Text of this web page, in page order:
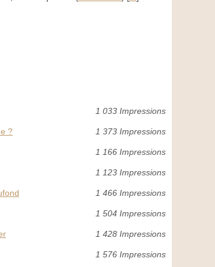
1 033 Impressions
? 1 373 Impressions
1 166 Impressions
1 123 Impressions
1 466 Impressions
1 504 Impressions
1 428 Impressions
1 576 Impressions